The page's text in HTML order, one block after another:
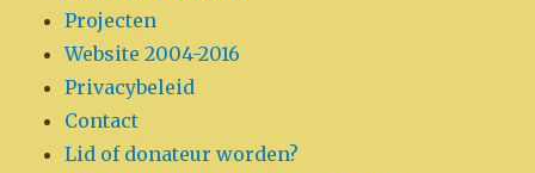
Projecten
Website 2004-2016
Privacybeleid
Contact
Lid of donateur worden?